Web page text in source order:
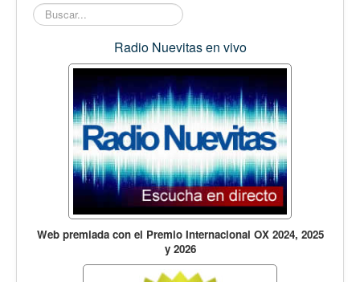
Buscar...
Radio Nuevitas en vivo
Web premiada con el Premio Internacional OX 2024, 2025
y 2026